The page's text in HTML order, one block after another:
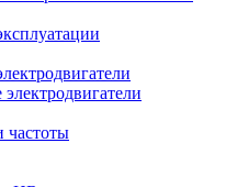
частоты